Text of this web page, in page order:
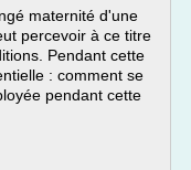
maternité d'une
percevoir à ce titre
Pendant cette
: comment se
pendant cette